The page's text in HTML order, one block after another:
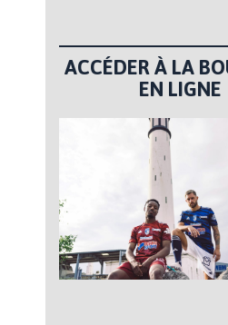
ACCÉDER À LA
EN LIGNE